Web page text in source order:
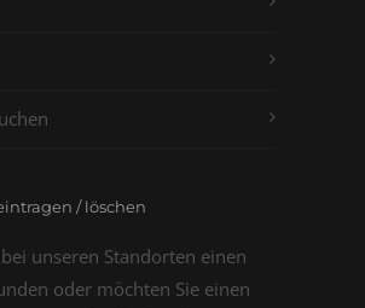
/ löschen
unseren Standorten einen
oder möchten Sie einen